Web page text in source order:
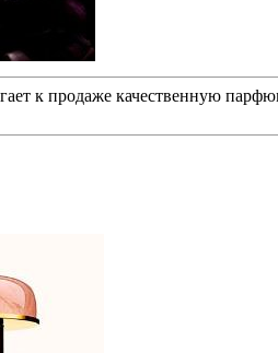
к продаже качественную